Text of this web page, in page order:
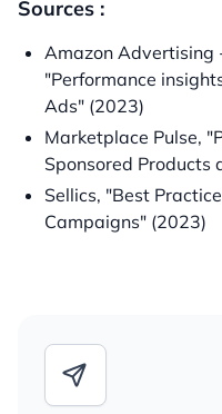
Sources :
Amazon Advertising
"Performance
Ads" (2023)
Marketplace Pulse,
Sponsored Products
Sellics, "Best
Campaigns" (2023)